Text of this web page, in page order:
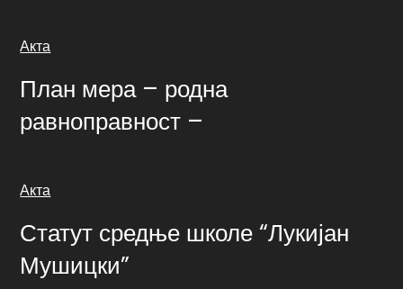
Акта
План мера – родна
равноправност –
Акта
Статут средње школе “Лукијан
Мушицки”